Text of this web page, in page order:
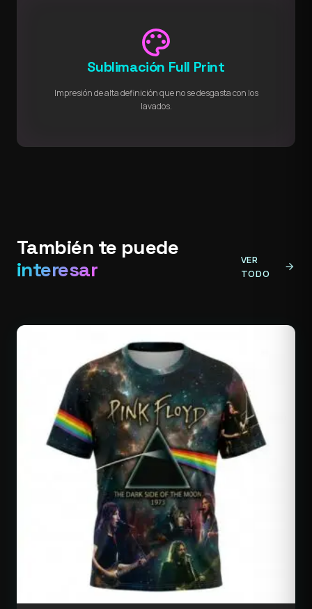
palette
Sublimación Full Print
Impresión de alta definición que no se desgasta con los
lavados.
También te puede
interesar
VER
TODO
arrow_forward